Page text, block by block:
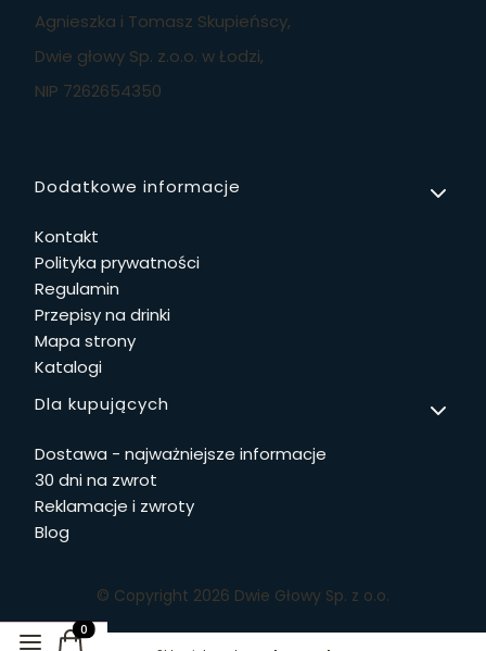
Agnieszka i Tomasz Skupieńscy,
Dwie głowy Sp. z.o.o. w Łodzi,
NIP 7262654350
Linki w stopce
Dodatkowe informacje
Kontakt
Polityka prywatności
Regulamin
Przepisy na drinki
Mapa strony
Katalogi
Dla kupujących
Dostawa - najważniejsze informacje
30 dni na zwrot
Reklamacje i zwroty
Blog
© Copyright 2026 Dwie Głowy Sp. z o.o.
Produkty w koszyku: 0. Zobacz szczegóły